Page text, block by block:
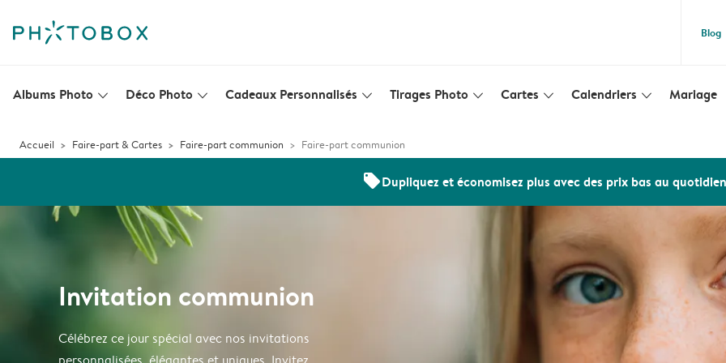
Blog
Albums Photo slim_arrow_down Déco Photo slim_arrow_down Cadeaux Personnalisés slim_arrow_down Tirages Photo slim_arrow_down Cartes slim_arrow_down Calendriers slim_arrow_down Mariage
Accueil Faire-part & Cartes Faire-part communion Faire-part communion
offersDupliquez et économisez plus avec des prix bas au quotidien
Invitation communion
Célébrez ce jour spécial avec nos invitations